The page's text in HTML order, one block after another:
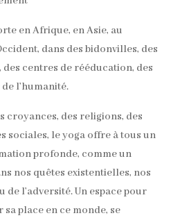
en Afrique, en Asie, au
dans des bidonvilles, des
des centres de rééducation, des
l’humanité.
croyances, des religions, des
sociales, le yoga offre à tous un
profonde, comme un
nos quêtes existentielles, nos
l’adversité. Un espace pour
place en ce monde, se